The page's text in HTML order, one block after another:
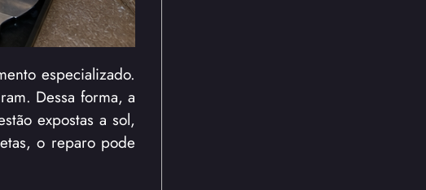
especializado.
Dessa forma, a
expostas a sol,
o reparo pode